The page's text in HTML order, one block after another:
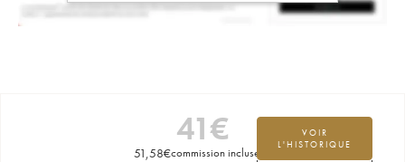
41€
51,58€commission incluse
VOIR
L'HISTORIQUE